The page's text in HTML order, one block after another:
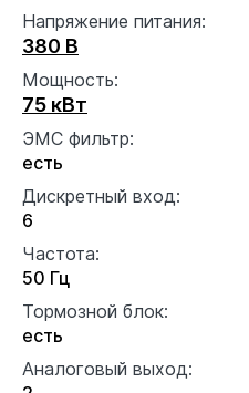
Напряжение питания:
380 В
Мощность:
75 кВт
ЭМС фильтр:
есть
Дискретный вход:
6
Частота:
50 Гц
Тормозной блок:
есть
Аналоговый выход: